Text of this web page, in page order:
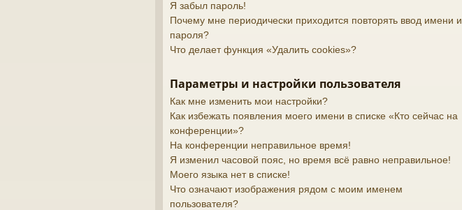
Я забыл пароль!
Почему мне периодически приходится повторять ввод имени и
пароля?
Что делает функция «Удалить cookies»?
Параметры и настройки пользователя
Как мне изменить мои настройки?
Как избежать появления моего имени в списке «Кто сейчас на
конференции»?
На конференции неправильное время!
Я изменил часовой пояс, но время всё равно неправильное!
Моего языка нет в списке!
Что означают изображения рядом с моим именем
пользователя?